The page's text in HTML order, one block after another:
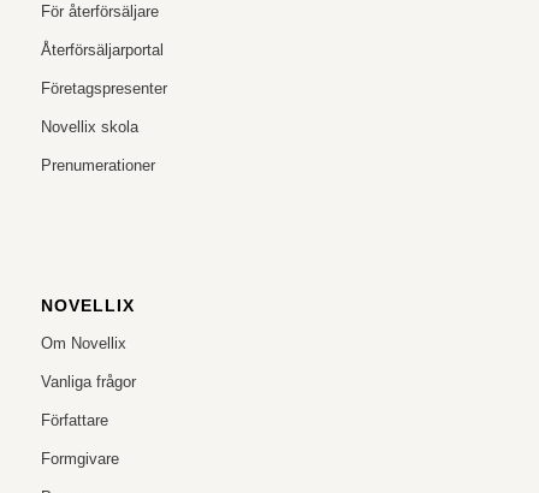
För återförsäljare
Återförsäljarportal
Företagspresenter
Novellix skola
Prenumerationer
NOVELLIX
Om Novellix
Vanliga frågor
Författare
Formgivare